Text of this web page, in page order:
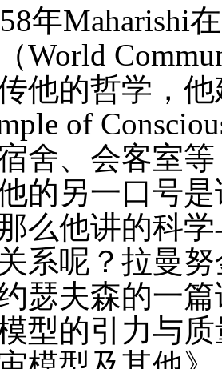
年Maharishi
World
他的哲学，
of
舍、会客室
的另一口号
么他讲的科
系呢？拉曼
瑟夫森的一
型的引力与